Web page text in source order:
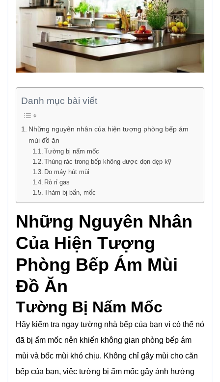
Danh mục bài viết
Những nguyên nhân của hiện tượng phòng bếp ám
mùi đồ ăn
Tường bị nấm mốc
Thùng rác trong bếp không được dọn dẹp kỹ
Do máy hút mùi
Rò rỉ gas
Thảm bị bẩn, mốc
Những Nguyên Nhân
Của Hiện Tượng
Phòng Bếp Ám Mùi
Đồ Ăn
Tường Bị Nấm Mốc
Hãy kiểm tra ngay tường nhà bếp của bạn vì có thể nó
đã bị ẩm mốc nên khiến không gian phòng bếp ám
mùi và bốc mùi khó chịu. Không chỉ gây mùi cho căn
bếp của bạn, việc tường bị ẩm mốc gây ảnh hưởng